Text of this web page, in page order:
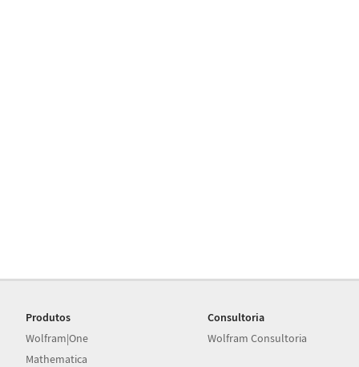
Produtos
Wolfram|One
Mathematica
Consultoria
Wolfram Consultoria